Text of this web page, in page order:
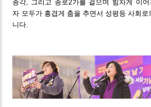
종각, 그리고 종로2가를 걸으며 힘차게 이
자 모두가 흥겹게 춤을 추면서 성평등 사회
니다.